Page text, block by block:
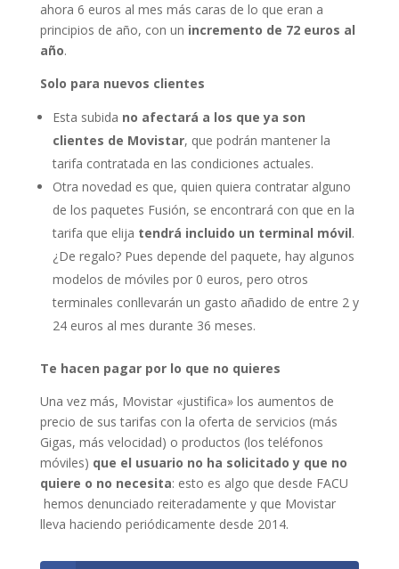
ahora 6 euros al mes más caras de lo que eran a
principios de año, con un incremento de 72 euros al
año.
Solo para nuevos clientes
Esta subida no afectará a los que ya son
clientes de Movistar, que podrán mantener la
tarifa contratada en las condiciones actuales.
Otra novedad es que, quien quiera contratar alguno
de los paquetes Fusión, se encontrará con que en la
tarifa que elija tendrá incluido un terminal móvil.
¿De regalo? Pues depende del paquete, hay algunos
modelos de móviles por 0 euros, pero otros
terminales conllevarán un gasto añadido de entre 2 y
24 euros al mes durante 36 meses.
Te hacen pagar por lo que no quieres
Una vez más, Movistar «justifica» los aumentos de
precio de sus tarifas con la oferta de servicios (más
Gigas, más velocidad) o productos (los teléfonos
móviles) que el usuario no ha solicitado y que no
quiere o no necesita: esto es algo que desde FACU
hemos denunciado reiteradamente y que Movistar
lleva haciendo periódicamente desde 2014.